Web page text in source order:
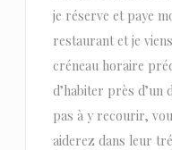
je réserve et paye
restaurant et je
créneau horaire
d’habiter près d’un
pas à y recourir,
aiderez dans leur